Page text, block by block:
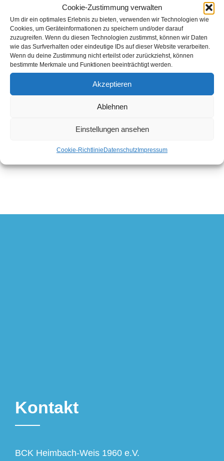
Cookie-Zustimmung verwalten
Um dir ein optimales Erlebnis zu bieten, verwenden wir Technologien wie
Cookies, um Geräteinformationen zu speichern und/oder darauf
zuzugreifen. Wenn du diesen Technologien zustimmst, können wir Daten
wie das Surfverhalten oder eindeutige IDs auf dieser Website verarbeiten.
Wenn du deine Zustimmung nicht erteilst oder zurückziehst, können
bestimmte Merkmale und Funktionen beeinträchtigt werden.
Akzeptieren
Ablehnen
Einstellungen ansehen
Cookie-Richtlinie Datenschutz Impressum
2007, konnte in diesem Jahr der sportliche Teil
in gewohnter Qualität durchgeführt werden. Dies
läßt für das 40. Jubiläum im nächsten Jahr
hoffen. Auch der Spaß kam nicht zu kurz.
Kontakt
BCK Heimbach-Weis 1960 e.V.